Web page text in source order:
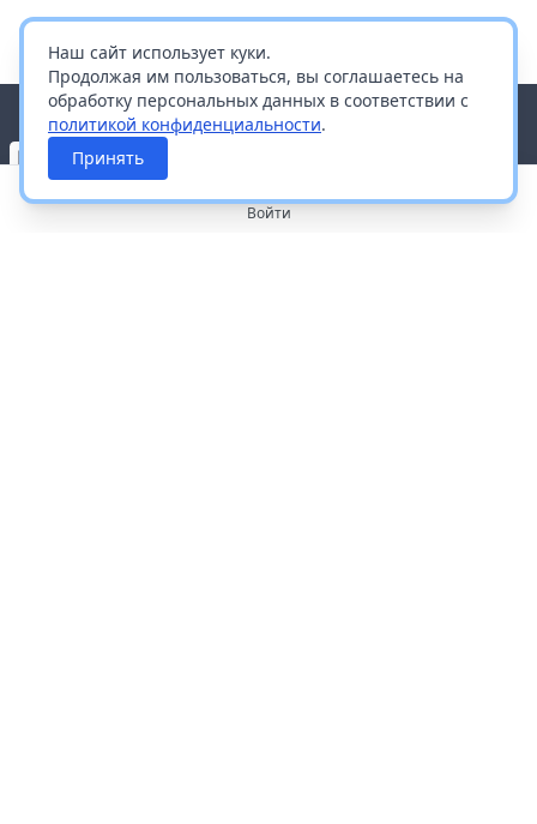
Наш сайт использует куки.
Продолжая им пользоваться, вы соглашаетесь на
обработку персональных данных в соответствии с
политикой конфиденциальности.
Принять
Войти